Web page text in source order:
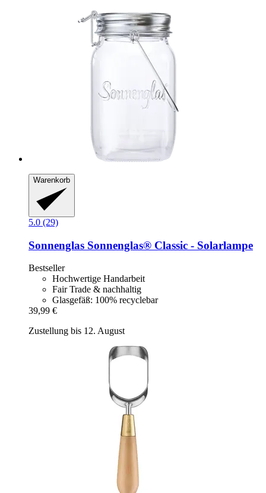
Warenkorb
5.0 (29)
Sonnenglas Sonnenglas® Classic -​ Solarlampe
Bestseller
Hochwertige Handarbeit
Fair Trade & nachhaltig
Glasgefäß: 100% recyclebar
39,99 €
Zustellung bis 12. August